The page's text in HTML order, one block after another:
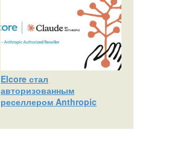
Elcore стал
авторизованным
реселлером Anthropic